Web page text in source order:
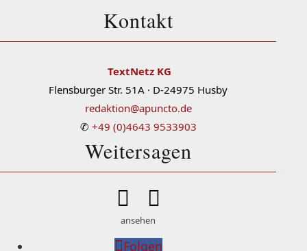
Kontakt
TextNetz KG
Flensburger Str. 51A · D-24975 Husby
redaktion@apuncto.de
✆ +49 (0)4643 9533903
Weitersagen
 
ansehen
Folgen